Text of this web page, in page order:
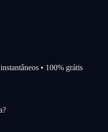
• 100% grátis